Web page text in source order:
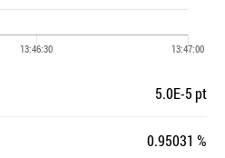
5.0E-5 pt
0.95031 %